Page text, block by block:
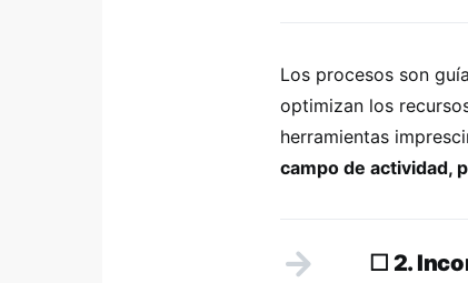
Los procesos son
optimizan los
herramientas
campo de actividad,
☐ 2.